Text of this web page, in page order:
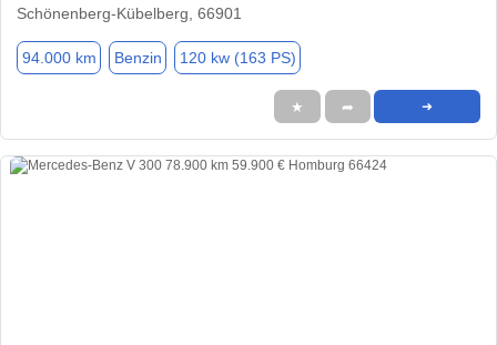
Schönenberg-Kübelberg, 66901
94.000 km Benzin 120 kw (163 PS)
★ ➦ ➜